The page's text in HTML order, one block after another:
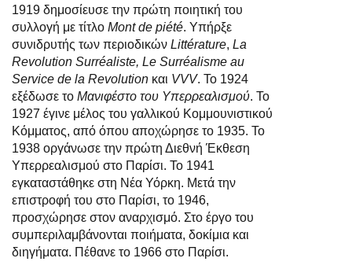
1919 δημοσίευσε την πρώτη ποιητική του
συλλογή με τίτλο Mont de piété. Υπήρξε
συνιδρυτής των περιοδικών Littérature, La
Revolution Surréaliste, Le Surréalisme au
Service de la Revolution και VVV. Το 1924
εξέδωσε το Μανιφέστο του Υπερρεαλισμού. Το
1927 έγινε μέλος του γαλλικού Κομμουνιστικού
Κόμματος, από όπου αποχώρησε το 1935. Το
1938 οργάνωσε την πρώτη Διεθνή Έκθεση
Υπερρεαλισμού στο Παρίσι. Το 1941
εγκαταστάθηκε στη Νέα Υόρκη. Μετά την
επιστροφή του στο Παρίσι, το 1946,
προσχώρησε στον αναρχισμό. Στο έργο του
συμπεριλαμβάνονται ποιήματα, δοκίμια και
διηγήματα. Πέθανε το 1966 στο Παρίσι.